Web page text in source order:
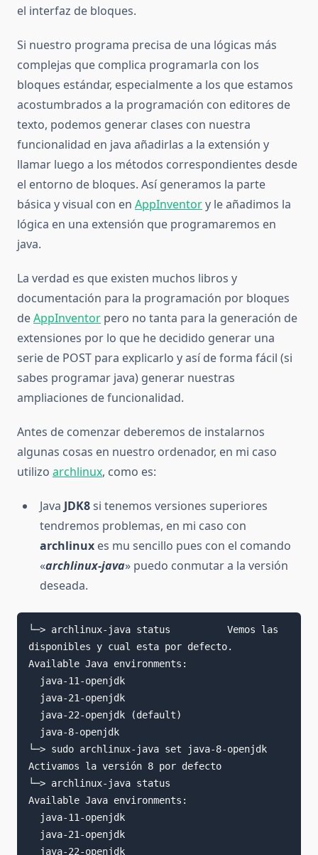
el interfaz de bloques.
Si nuestro programa precisa de una lógicas más
complejas que complica programarla con los
bloques estándar, especialmente a los que estamos
acostumbrados a la programación con editores de
texto, podemos generar clases con nuestra
funcionalidad en java añadirlas a la extensión y
llamar luego a los métodos correspondientes desde
el entorno de bloques. Así generamos la parte
básica y visual con en AppInventory le añadimos la
lógica en una extensión que programaremos en
java.
La verdad es que existen muchos libros y
documentación para la programación por bloques
deAppInventor pero no tanta para la generación de
extensiones por lo que he decidido generar una
serie de POST para explicarlo y así de forma fácil (si
sabes programar java) generar nuestras
ampliaciones de funcionalidad.
Antes de comenzar deberemos de instalarnos
algunas cosas en nuestro ordenador, en mi caso
utilizo archlinux, como es:
Java JDK8si tenemos versiones superiores
tendremos problemas, en mi caso con
archlinux es mu sencillo pues con el comando
«archlinux-java» puedo conmutar a la versión
deseada.
└─> archlinux-java status          Vemos las
disponibles y cual esta por defecto.
Available Java environments:
└─> sudo archlinux-java set java-8-openjdk
Activamos la versión 8 por defecto
└─> archlinux-java status
Available Java environments: